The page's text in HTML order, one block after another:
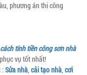
phương án thi công
tính tiền công sơn nhà
vụ tốt nhất!
:Sửa nhà, cải tạo nhà, cơi